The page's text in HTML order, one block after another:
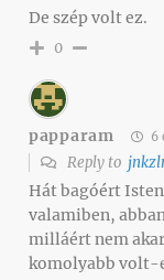
De szép volt ez.
0
papparam 6
Reply to
Hát bagóért
valamiben,
milláért nem
komolyabb volt-